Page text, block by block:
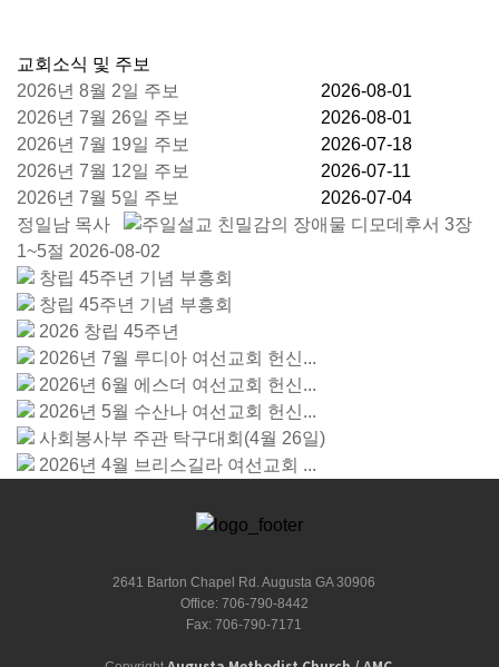
교회소식 및 주보
2026년 8월 2일 주보
2026-08-01
2026년 7월 26일 주보
2026-08-01
2026년 7월 19일 주보
2026-07-18
2026년 7월 12일 주보
2026-07-11
2026년 7월 5일 주보
2026-07-04
정일남 목사
친밀감의 장애물 디모데후서 3장
1~5절 2026-08-02
창립 45주년 기념 부흥회
창립 45주년 기념 부흥회
2026 창립 45주년
2026년 7월 루디아 여선교회 헌신...
2026년 6월 에스더 여선교회 헌신...
2026년 5월 수산나 여선교회 헌신...
사회봉사부 주관 탁구대회(4월 26일)
2026년 4월 브리스길라 여선교회 ...
2641 Barton Chapel Rd. Augusta GA 30906
Office: 706-790-8442
Fax: 706-790-7171